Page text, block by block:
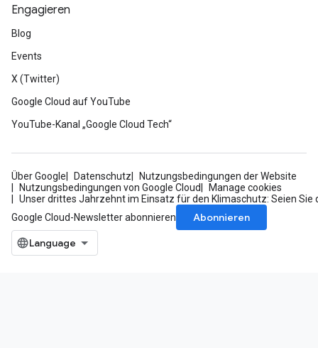
Engagieren
Blog
Events
X (Twitter)
Google Cloud auf YouTube
YouTube-Kanal „Google Cloud Tech“
Über Google Datenschutz
Nutzungsbedingungen der Website
Nutzungsbedingungen von Google Cloud
Manage cookies
Unser drittes Jahrzehnt im Einsatz für den Klimaschutz: Seien Sie
Google Cloud-Newsletter abonnieren
Abonnieren